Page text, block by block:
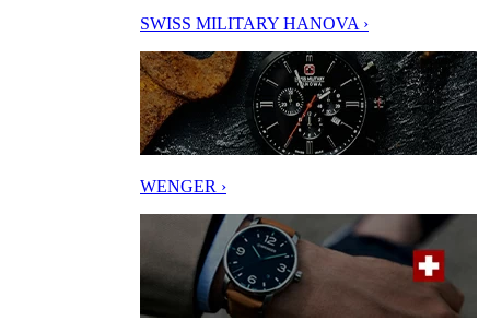
SWISS MILITARY HANOVA ›
WENGER ›